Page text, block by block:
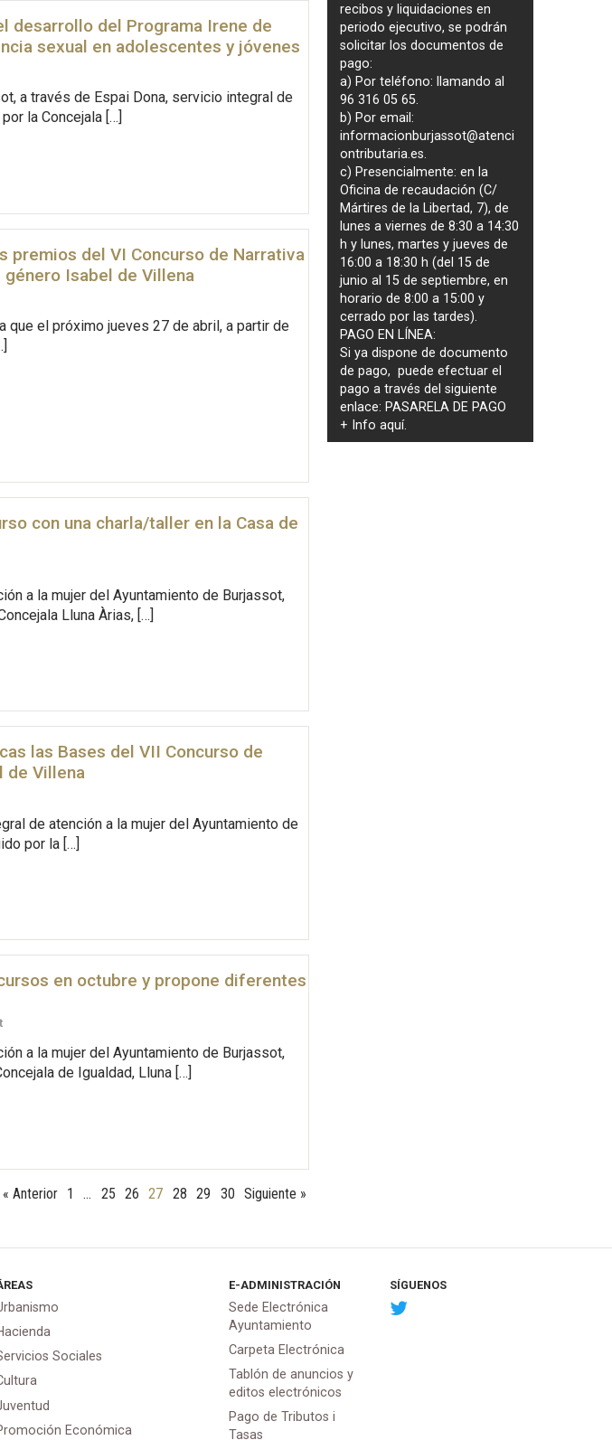
desarrollo del Programa Irene de
sexual en adolescentes y jóvenes
a través de Espai Dona, servicio integral de
la Concejala […]
premios del VI Concurso de Narrativa
Isabel de Villena
que el próximo jueves 27 de abril, a partir de
con una charla/taller en la Casa de
a la mujer del Ayuntamiento de Burjassot,
Lluna Àrias, […]
las Bases del VII Concurso de
de Villena
de atención a la mujer del Ayuntamiento de
por la […]
en octubre y propone diferentes
a la mujer del Ayuntamiento de Burjassot,
de Igualdad, Lluna […]
« Anterior 1 … 25 26 27 28 29 30 Siguiente »
recibos y liquidaciones en
periodo ejecutivo, se podrán
solicitar los documentos de
pago:
a) Por teléfono: llamando al
96 316 05 65.
b) Por email:
informacionburjassot@atenci
ontributaria.es.
c) Presencialmente: en la
Oficina de recaudación (C/
Mártires de la Libertad, 7), de
lunes a viernes de 8:30 a 14:30
h y lunes, martes y jueves de
16:00 a 18:30 h (del 15 de
junio al 15 de septiembre, en
horario de 8:00 a 15:00 y
cerrado por las tardes).
PAGO EN LÍNEA:
Si ya dispone de documento
de pago, puede efectuar el
pago a través del siguiente
enlace: PASARELA DE PAGO
+ Infoaquí.
Sociales
Económica
E-ADMINISTRACIÓN
Sede Electrónica
Ayuntamiento
Carpeta Electrónica
Tablón de anuncios y
editos electrónicos
Pago de Tributos i
Tasas
SÍGUENOS